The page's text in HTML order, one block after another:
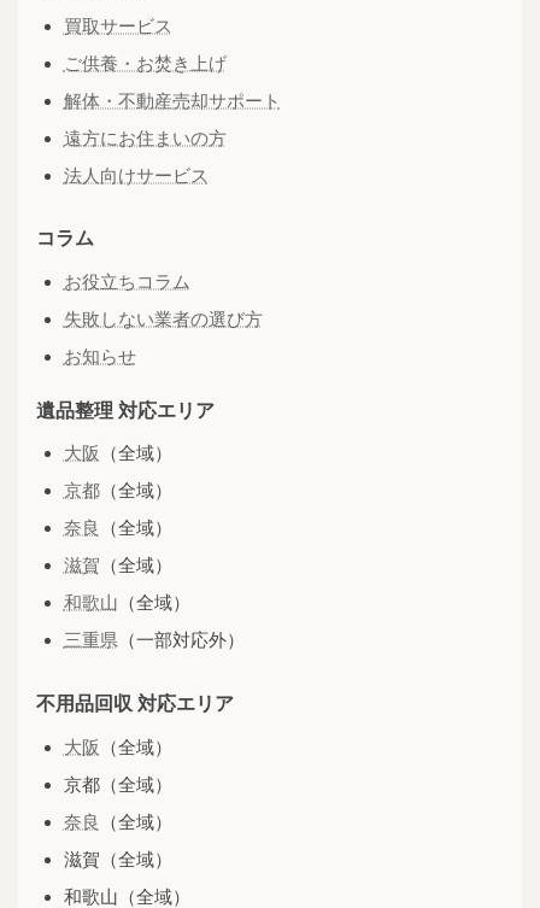
買取サービス
ご供養・お焚き上げ
解体・不動産売却サポート
遠方にお住まいの方
法人向けサービス
コラム
お役立ちコラム
失敗しない業者の選び方
お知らせ
遺品整理 対応エリア
大阪 （全域）
京都（全域）
奈良 （全域）
滋賀 （全域）
和歌山 （全域）
三重県 （一部対応外）
不用品回収 対応エリア
大阪 （全域）
京都（全域）
奈良 （全域）
滋賀（全域）
和歌山（全域）